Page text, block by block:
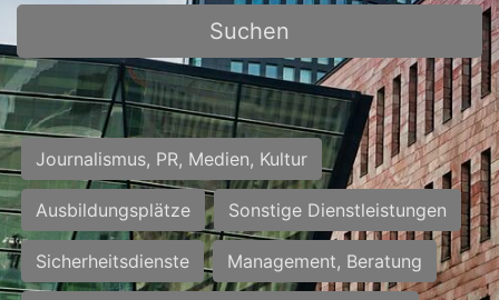
Suchen
Journalismus, PR, Medien, Kultur
Ausbildungsplätze Sonstige Dienstleistungen
Sicherheitsdienste Management, Beratung